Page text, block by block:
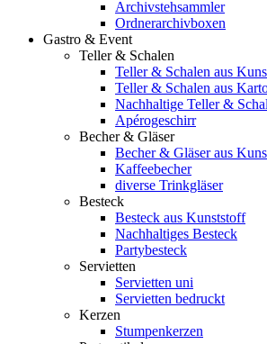
Archivstehsammler
Ordnerarchivboxen
Gastro & Event
Teller & Schalen
Teller & Schalen aus
Teller & Schalen aus
Nachhaltige Teller &
Apérogeschirr
Becher & Gläser
Becher & Gläser aus
Kaffeebecher
diverse Trinkgläser
Besteck
Besteck aus Kunststoff
Nachhaltiges Besteck
Partybesteck
Servietten
Servietten uni
Servietten bedruckt
Kerzen
Stumpenkerzen